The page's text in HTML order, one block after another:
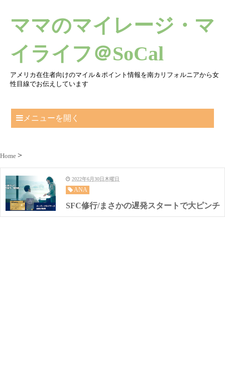
ママのマイレージ・マ
イライフ＠SoCal
アメリカ在住者向けのマイル＆ポイント情報を南カリフォルニアから女
性目線でお伝えしています
メニューを開く
Home
2022年6月30日木曜日
ANA
SFC修行/まさかの遅発スタートで大ピンチ